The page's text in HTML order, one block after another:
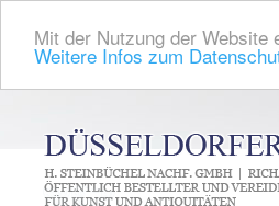
Mit der Nutzung der
Weitere Infos zum